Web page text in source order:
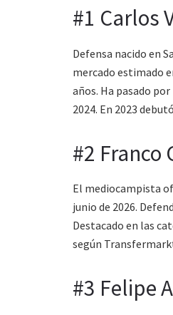
#1 Carlos
Defensa nacido en
mercado estimado
años. Ha pasado
2024. En 2023
#2 Franco
El mediocampista
junio de 2026.
Destacado en las
según
#3 Felipe